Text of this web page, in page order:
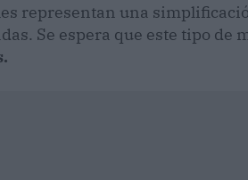
representan una
Se espera que este tipo de